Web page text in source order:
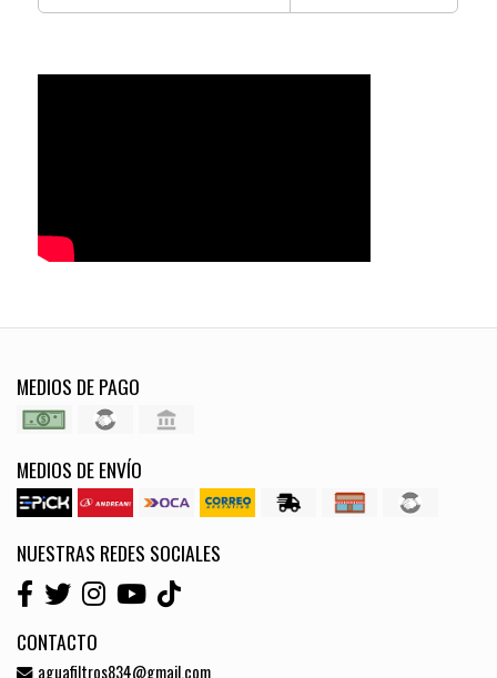
MEDIOS DE PAGO
MEDIOS DE ENVÍO
NUESTRAS REDES SOCIALES
CONTACTO
aguafiltros834@gmail.com